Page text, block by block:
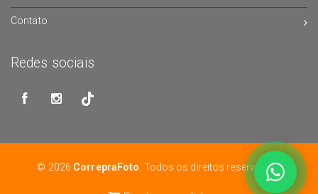
Contato
Redes sociais
© 2026 CorrepraFoto . Todos os direitos reservados.